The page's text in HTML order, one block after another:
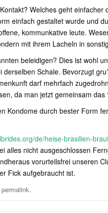
Welches geht einfacher
einfach gestaltet wurde und
kommunkative leute.
mit ihrem Lacheln in
beleidigen? Dies ist wohl
Schale. Bevorzugt
darf mehrfach
da man jetzt gemeinsam das
Kondome durch bester Form
de/heise-brasilien-
alles nicht ausgeschlossen
vorurteilsfrei unseren
Fick aufgebraucht ist.
permalink.